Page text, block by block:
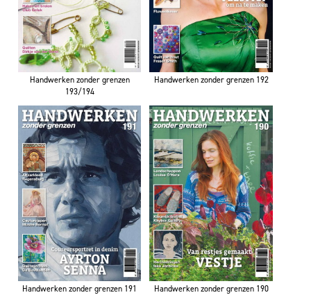
Handwerken zonder grenzen
193/194
Handwerken zonder grenzen 192
Handwerken zonder grenzen 191 Handwerken zonder grenzen 190